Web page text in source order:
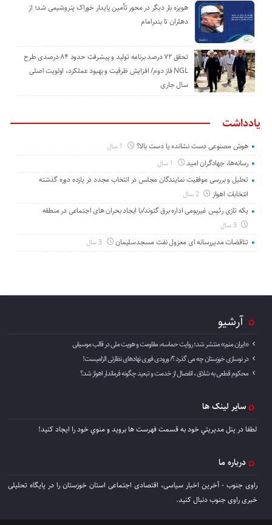
هویزه بار دیگر در محور تأمین پایدار خوراک پتروشیمی شد؛ از
دهلران تا بندرامام
تحقق ۷۲ درصد برنامه تولید و پیشرفت حدود ۸۴ درصدی طرح
NGL فاز دوم/ افزایش ظرفیت و بهبود عملکرد، اولویت اصلی
سال جاری
یادداشت
هوش مصنوعی دست نشانده یا دست بالا؟
رسانه‌ها، جهادگران امید
تحلیل و بررسی موفقیت نمایندگان مجلس در انتخاب مجدد در یازده دوره گذشته
انتخابات اهواز
2 سال
یکه تازی رئیس غیربومی اداره برق گتوند/با ایجاد بحران های اجتماعی در منطقه
3 سال
تناقضات مدیررسانه ای معزول نفت مسجدسلیمان 3 سال
آرشیو
«ایران منم» منتشر شد؛ روایت حماسه، مقاومت و هویت ملی در قالب موسیقی
در نوسازی خوزستان چه می گذرد ؟/ ورودی فوری نهادهای نظارتی الزامیست!
محکوم قطعی به شلاق ، انفصال از خدمت و تبعید چگونه فرماندار اهواز شد؟
سایر لینک ها
لطفا در پنل مديريتي خود به قسمت فهرست ها برويد و منوي خود را ايجاد كنيد!
درباره ما
راوی جنوب - آخرین اخبار سیاسی، اقتصادی اجتماعی استان خوزستان را در پایگاه تحلیلی
خبری راوی جنوب دنبال کنید.